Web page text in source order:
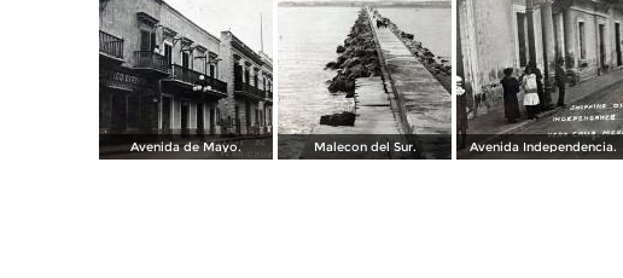
Avenida de Mayo. Malecon del Sur. Avenida Independencia.